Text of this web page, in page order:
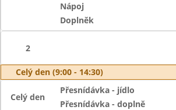
Nápoj
Doplněk
2
Celý den (9:00 - 14:30)
Celý den
Přesnídávka - jídlo
Přesnídávka - doplně